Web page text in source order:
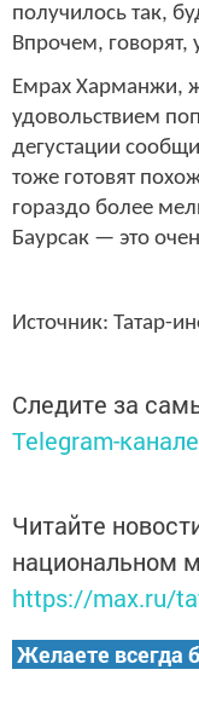
получилось так,
Впрочем, говорят,
Емрах Харманжи,
удовольствием
дегустации
тоже готовят
гораздо более
Баурсак — это
Источник: Татар-
Следите за
Telegram-канале
Читайте
национальном
https://max.ru/
Желаете всегда